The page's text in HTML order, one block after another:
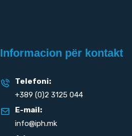
Informacion për kontakt
Telefoni:
+389 (0)2 3125 044
E-mail:
info@iph.mk